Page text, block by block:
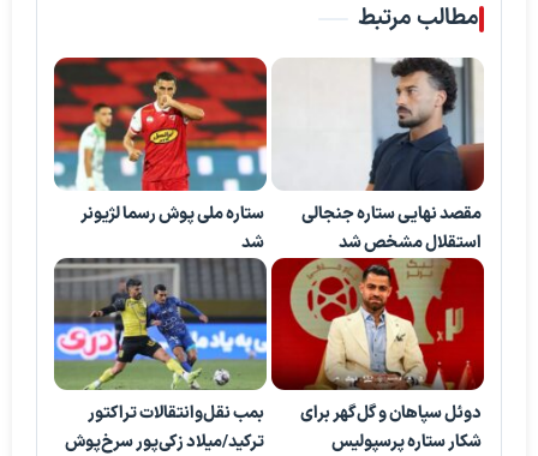
مطالب مرتبط
مقصد نهایی ستاره جنجالی
استقلال مشخص شد
ستاره ملی پوش رسما لژیونر
شد
دوئل سپاهان و گل‌گهر برای
شکار ستاره پرسپولیس
بمب نقل‌وانتقالات تراکتور
ترکید/میلاد زکی‌پور سرخ‌پوش